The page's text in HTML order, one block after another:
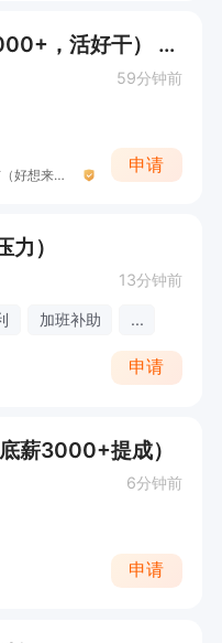
好想来零食店员（薪资3000+，活好干） 不招暑假工，短期勿扰! 不招暑假工，短期勿扰!
59分钟前
开封市龙亭区轩廷日用百货超市（好想来零食）
申请
）
13分钟前
加班补助 ...
申请
薪3000+提成）
6分钟前
申请